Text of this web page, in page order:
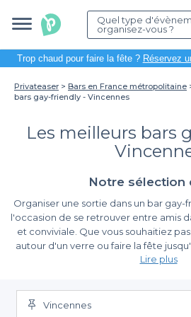
Quel type
organisez-vous ?
Trop chaud pour faire la fête ? Réservez
Privateaser Bars en France métropolitaine
bars gay-friendly - Vincennes
Les meilleurs bars
Notre sélection
Organiser une sortie dans un bar gay-
l'occasion de se retrouver entre amis
et conviviale. Que vous souhaitiez
autour d'un verre ou faire la fête
de Vincennes, avec ses charmantes
vos envies. En explorant l'univers
découvrirez des lieux accueillants et
Une réservation simplifiée
En utilisant Privateaser, vous
Lire plus
Vincennes